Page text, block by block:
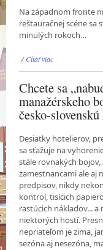
Na západnom fronte
reštauračnej scéne sa
minulých rokoch…
/Čítať viac
Chcete sa
manažérskeho
česko-
Desiatky hotelierov,
sa sťažuje na
stále rovnakých
zamestnancami ale aj
predpisov, nikdy
kontrol, tisícich
rastúcich nákladov...
niektorých hostí.
nepriateľom je zima,
sezóna aj nesezóna,